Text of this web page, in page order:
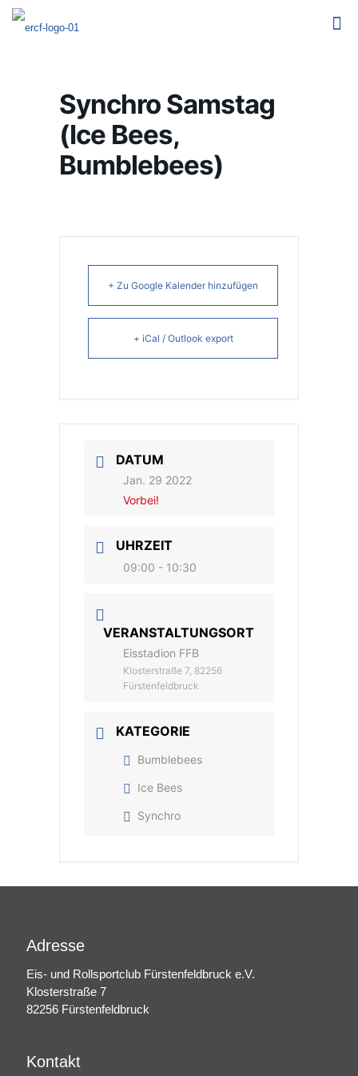
Synchro Samstag
(Ice Bees,
Bumblebees)
+ Zu Google Kalender hinzufügen
+ iCal / Outlook export
DATUM
Jan. 29 2022
Vorbei!
UHRZEIT
09:00 - 10:30
VERANSTALTUNGSORT
Eisstadion FFB
Klosterstraße 7, 82256
Fürstenfeldbruck
KATEGORIE
Bumblebees
Ice Bees
Synchro
Adresse
Eis- und Rollsportclub Fürstenfeldbruck e.V.
Klosterstraße 7
82256 Fürstenfeldbruck
Kontakt